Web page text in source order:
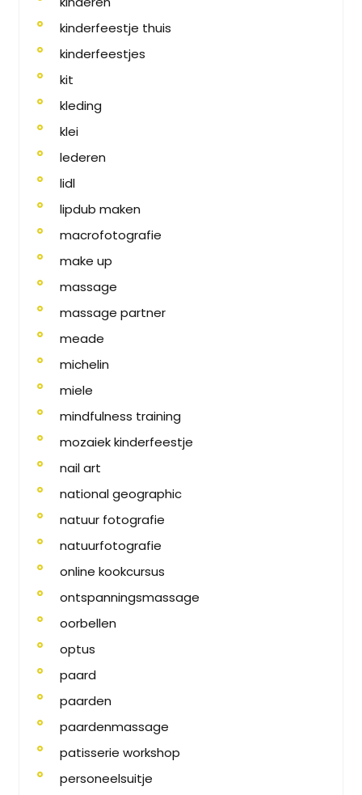
kinderfeestje thuis
kinderfeestjes
kit
kleding
klei
lederen
lidl
lipdub maken
macrofotografie
make up
massage
massage partner
meade
michelin
miele
mindfulness training
mozaiek kinderfeestje
nail art
national geographic
natuur fotografie
natuurfotografie
online kookcursus
ontspanningsmassage
oorbellen
optus
paard
paarden
paardenmassage
patisserie workshop
personeelsuitje